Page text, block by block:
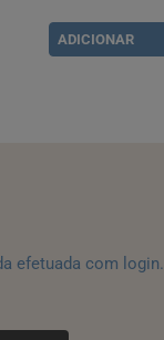
ADICIONAR
efetuada com login.